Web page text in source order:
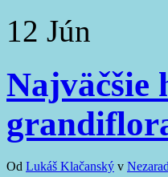
12 Jún
Najväčšie
Od Lukáš Klačanský v